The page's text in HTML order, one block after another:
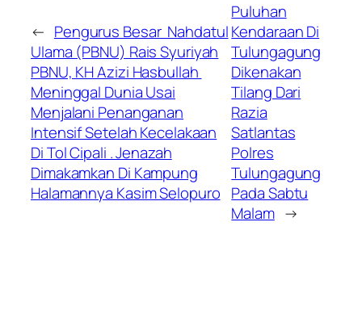
← Pengurus Besar Nahdatul
Ulama (PBNU) Rais Syuriyah
PBNU, KH Azizi Hasbullah
Meninggal Dunia Usai
Menjalani Penanganan
Intensif Setelah Kecelakaan
Di Tol Cipali . Jenazah
Dimakamkan Di Kampung
Halamannya Kasim Selopuro
Puluhan
Kendaraan Di
Tulungagung
Dikenakan
Tilang Dari
Razia
Satlantas
Polres
Tulungagung
Pada Sabtu
Malam →